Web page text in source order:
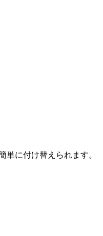
に付け替えられます。